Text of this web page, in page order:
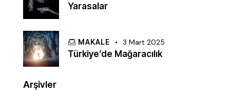
Yarasalar
MAKALE 3 Mart 2025
Türkiye’de Mağaracılık
Arşivler